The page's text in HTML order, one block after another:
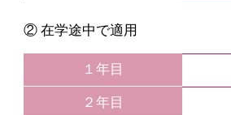
② 在学途中で適用
１年目
２年目